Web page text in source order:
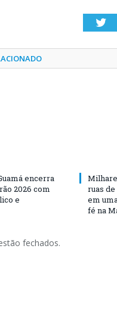
encerra
2026 com
e
ruas de
em
fé na
fechados.